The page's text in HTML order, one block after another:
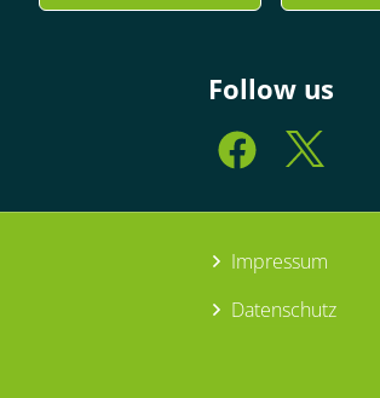
Follow us
Impressum
Datenschutz